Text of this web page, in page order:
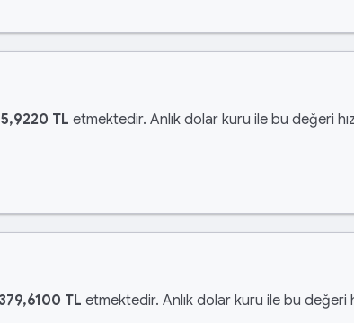
TL etmektedir. Anlık dolar kuru ile bu değeri
TL etmektedir. Anlık dolar kuru ile bu değeri